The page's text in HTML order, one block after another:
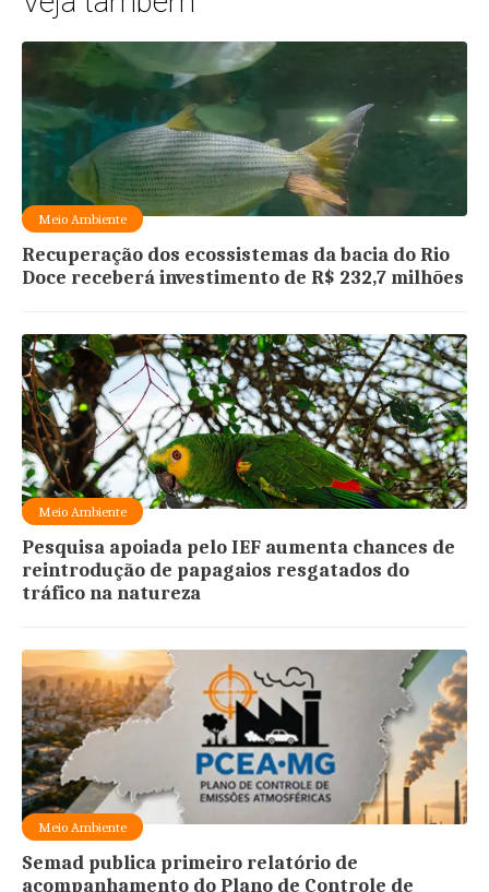
Meio Ambiente
Recuperação dos ecossistemas da bacia do Rio
Doce receberá investimento de R$ 232,7 milhões
Meio Ambiente
Pesquisa apoiada pelo IEF aumenta chances de
reintrodução de papagaios resgatados do
tráfico na natureza
Meio Ambiente
Semad publica primeiro relatório de
acompanhamento do Plano de Controle de